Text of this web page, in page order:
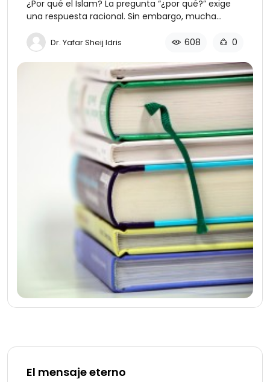
¿Por qué el Islam? La pregunta “¿por qué?” exige
una respuesta racional. Sin embargo, mucha
racionales a compromisos ideológicos (por
ideología quiero decir sistema de pensamiento).
Ellos creen que un compromiso con cualquier
ideología teísta es un acto irracional. Uno no
puede negar el hecho de que mucha gente se
compromete ilógicamente a varias ideologías y
continúa sosteniéndolas solo porque resulta que
crecieron en comunidades particulares. Ellos
aceptan tales ideologías de la misma forma que
aceptan una manera tradicional de vestir que les
ha llegado a través de generaciones. Por ejemplo,
una persona puede estar profundamente
comprometida con una ideología nacionalista
simplemente porque esta parece ser la mejor
forma de conseguir el apoyo de las masas y, de
ese modo, ganar poder político personal.
Dr. Yafar Sheij Idris 608 0
El mensaje eterno